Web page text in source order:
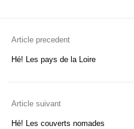
Hé! les T-shirts
Article precedent
Hé! Les pays de la Loire
Article suivant
Hé! Les couverts nomades